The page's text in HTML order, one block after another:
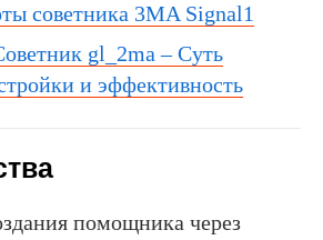
советника 3MA Signal1
gl_2ma – Суть
и эффективность
помощника через